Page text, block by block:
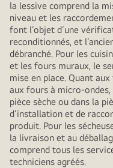
la lessive comprend la
niveau et les
font l’objet d’une
reconditionnés, et
débranché. Pour les
et les fours muraux, le
mise en place. Quant
aux fours à micro-
pièce sèche ou dans la
d’installation et de
produit. Pour les
la livraison et au
comprend tous les
techniciens agréés.